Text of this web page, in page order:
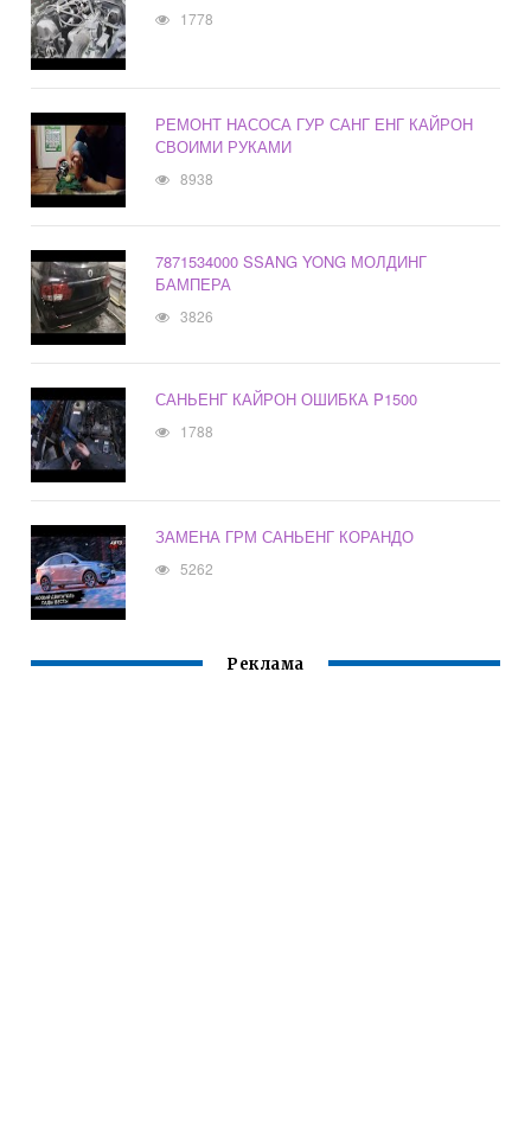
1778
РЕМОНТ НАСОСА ГУР САНГ ЕНГ КАЙРОН
СВОИМИ РУКАМИ
8938
7871534000 SSANG YONG МОЛДИНГ
БАМПЕРА
3826
САНЬЕНГ КАЙРОН ОШИБКА P1500
1788
ЗАМЕНА ГРМ САНЬЕНГ КОРАНДО
5262
Реклама